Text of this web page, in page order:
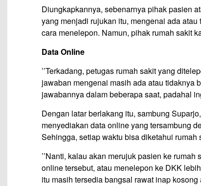
Diungkapkannya, sebenarnya pihak pasien
yang menjadi rujukan itu, mengenai ada
cara menelepon. Namun, pihak rumah sakit
Data Online
’’Terkadang, petugas rumah sakit yang
jawaban mengenai masih ada atau tidaknya
jawabannya dalam beberapa saat, padahal
Dengan latar berlakang itu, sambung
menyediakan data online yang tersambung
Sehingga, setiap waktu bisa diketahui
’’Nanti, kalau akan merujuk pasien ke
online tersebut, atau menelepon ke DKK
itu masih tersedia bangsal rawat inap kosong